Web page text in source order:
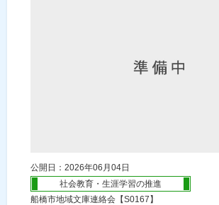
公開日：2026年06月04日
社会教育・生涯学習の推進
船橋市地域文庫連絡会【S0167】